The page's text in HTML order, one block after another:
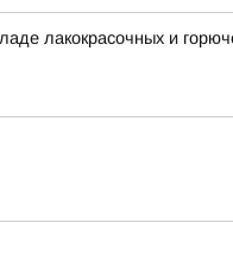
лакокрасочных и